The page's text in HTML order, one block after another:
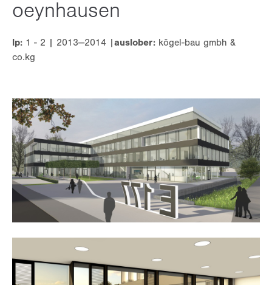
register
lorem ipsum dolor sit amet:
24h/ 365days
we offer support for our customers
mon - fri 8:00am - 5:00pm(gmt +1)
get in touch
cybersteel inc.
oeynhausen
lp: 1 - 2 | 2013—2014 | auslober: kögel-bau gmbh &
co.kg